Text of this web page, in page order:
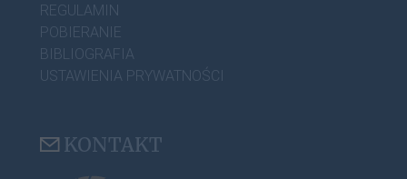
REGULAMIN
POBIERANIE
BIBLIOGRAFIA
USTAWIENIA PRYWATNOŚCI
KONTAKT